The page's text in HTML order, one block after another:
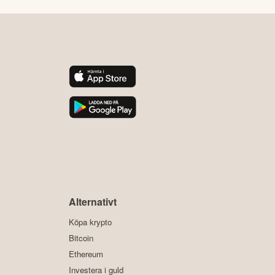
Alternativt
Köpa krypto
Bitcoin
Ethereum
Investera i guld